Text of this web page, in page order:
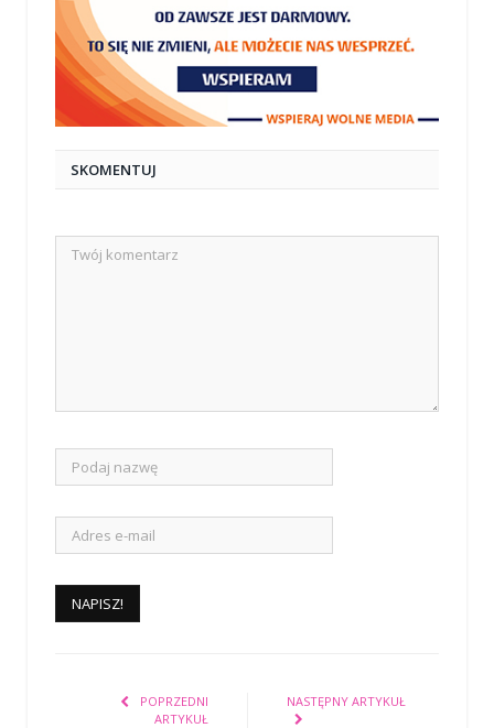
SKOMENTUJ
POPRZEDNI
ARTYKUŁ
NASTĘPNY ARTYKUŁ